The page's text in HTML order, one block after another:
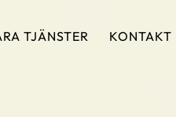
TJÄNSTER KONTAKT